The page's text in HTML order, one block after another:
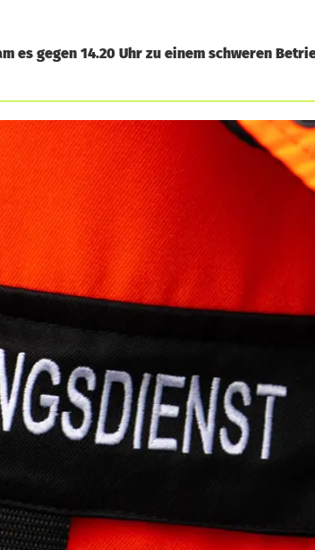
es gegen 14.20 Uhr zu einem schweren